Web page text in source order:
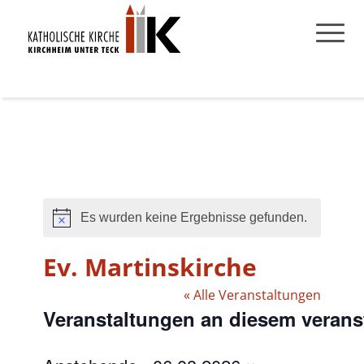
Hinweis
Es wurden keine Ergebnisse gefunden.
Ev. Martinskirche
« Alle Veranstaltungen
Veranstaltungen an diesem